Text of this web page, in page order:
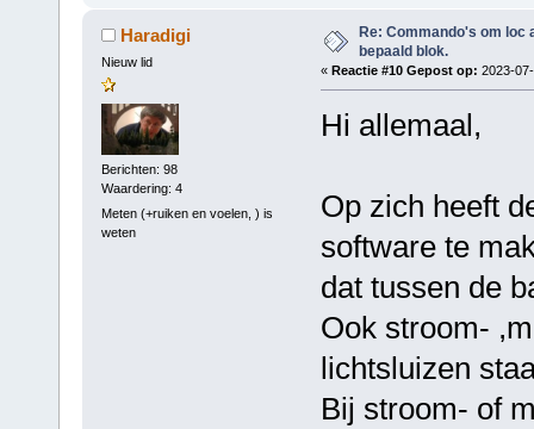
Haradigi
Nieuw lid
Berichten: 98
Waardering: 4
Meten (+ruiken en voelen, ) is
weten
Re: Commando's om loc
bepaald blok.
« Reactie #10 Gepost op: 2023-
Hi allemaal,
Op zich heeft
software te
dat tussen de
Ook stroom-
lichtsluizen
Bij stroom- of